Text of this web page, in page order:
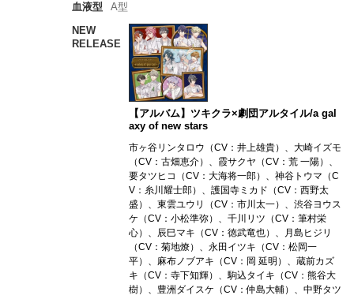
血液型
A型
NEW
RELEASE
【アルバム】ツキクラ×劇団アルタイル/a gal
axy of new stars
市ヶ谷リンタロウ（CV：井上雄貴）、大崎イズモ
（CV：古畑恵介）、霞サクヤ（CV：荒 一陽）、
要タツヒコ（CV：大海将一郎）、神谷トウマ（C
V：糸川耀士郎）、護国寺ミカド（CV：西野太
盛）、東雲ユウリ（CV：市川太一）、渋谷ヨウス
ケ（CV：小松準弥）、千川リツ（CV：筆村栄
心）、辰巳マキ（CV：徳武竜也）、月島ヒジリ
（CV：菊地燎）、永田イツキ（CV：松岡一
平）、麻布ノブアキ（CV：岡 延明）、蔵前カズ
キ（CV：寺下知輝）、駒込タイキ（CV：熊谷大
樹）、豊洲ダイスケ（CV：仲島大輔）、中野タツ